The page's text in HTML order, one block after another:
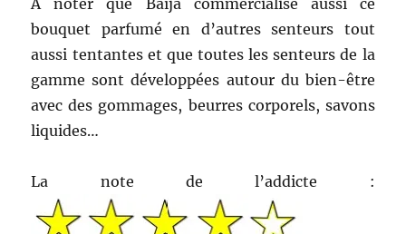
A noter que Baïja commercialise aussi ce
bouquet parfumé en d’autres senteurs tout
aussi tentantes et que toutes les senteurs de la
gamme sont développées autour du bien-être
avec des gommages, beurres corporels, savons
liquides…
La note de l’addicte :